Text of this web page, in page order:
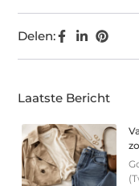
Delen:
Laatste Bericht